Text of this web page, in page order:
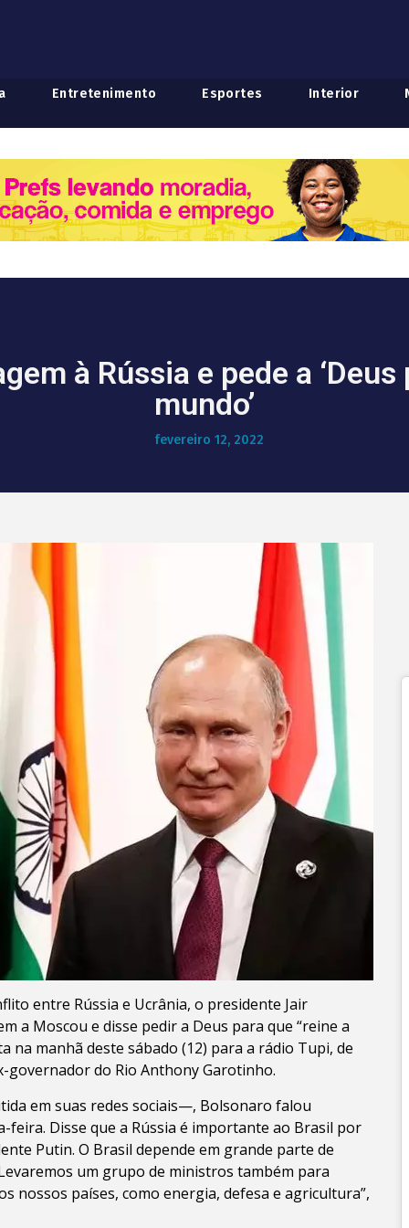
Entretenimento Esportes Interior
à Rússia e pede a
mundo’
fevereiro 12, 2022
entre Rússia e Ucrânia, o presidente Jair
a Moscou e disse pedir a Deus para que “reine a
na manhã deste sábado (12) para a rádio Tupi, de
governador do Rio Anthony Garotinho.
em suas redes sociais—, Bolsonaro falou
Disse que a Rússia é importante ao Brasil por
Putin. O Brasil depende em grande parte de
um grupo de ministros também para
nossos países, como energia, defesa e agricultura”,